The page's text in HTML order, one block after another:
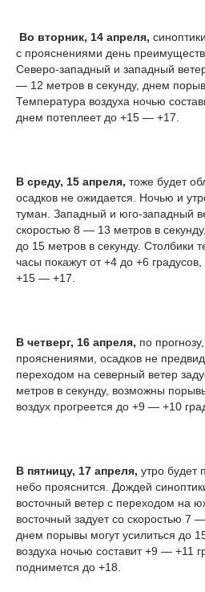
Во вторник, 14 апреля,
с прояснениями день
Северо-западный и западный
— 12 метров в секунду, днем
Температура воздуха ночью
днем потеплеет до +15 — +17.
В среду, 15 апреля, тоже будет
осадков не ожидается. Ночью и
туман. Западный и юго-западный
скоростью 8 — 13 метров в
до 15 метров в секунду. Столбики
часы покажут от +4 до +6
+15 — +17.
В четверг, 16 апреля, по
прояснениями, осадков не
переходом на северный ветер
метров в секунду, возможны
воздух прогреется до +9 — +10
В пятницу, 17 апреля, утро будет
небо прояснится. Дождей
восточный ветер с переходом на
восточный задует со скоростью 7
днем порывы могут усилиться до
воздуха ночью составит +9 — +11
поднимется до +18.